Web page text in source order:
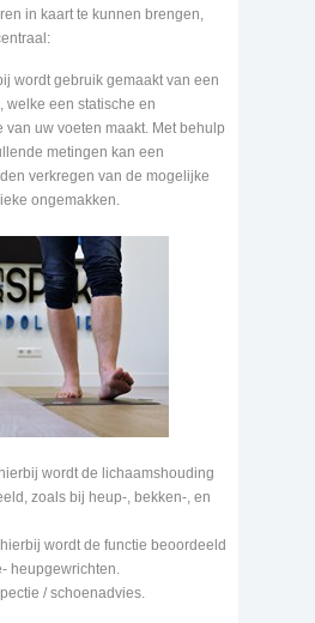
in kaart te kunnen brengen,
wordt gebruik gemaakt van een
welke een statische en
van uw voeten maakt. Met behulp
metingen kan een
verkregen van de mogelijke
ongemakken.
wordt de lichaamshouding
zoals bij heup-, bekken-, en
wordt de functie beoordeeld
heupgewrichten.
/ schoenadvies.